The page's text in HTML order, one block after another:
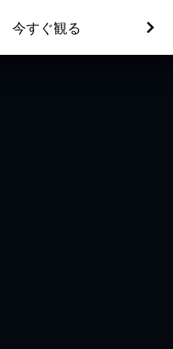
今すぐ観る